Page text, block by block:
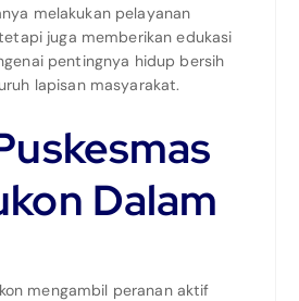
melakukan pelayanan
juga memberikan edukasi
pentingnya hidup bersih
lapisan masyarakat.
Dalam
mengambil peranan aktif